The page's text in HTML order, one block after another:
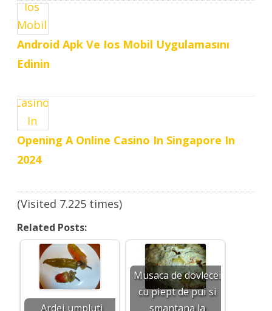
Hacker Who Makes Large ..
Android Apk Ve Ios Mobil Uygulamasını
Edinin
Opening A Online Casino In Singapore In
2024
(Visited 7.225 times)
Related Posts:
Ardei umpluti
Musaca de dovlecei
cu piept de pui si
smantana la